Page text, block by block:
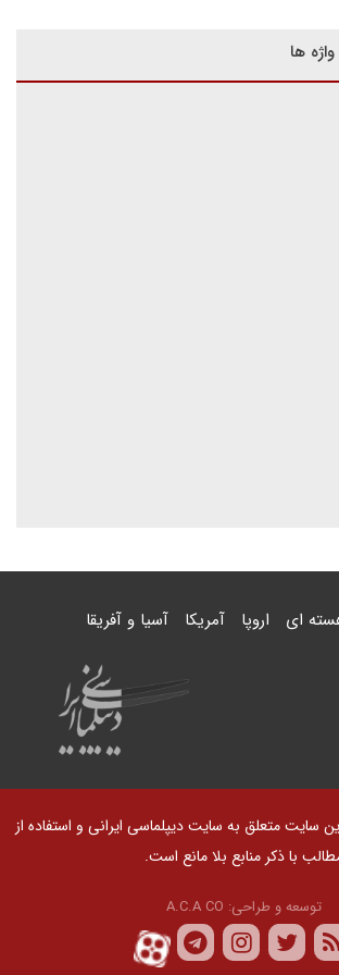
ها
ای اروپا آمریکا آسیا و آفریقا
سایت متعلق به سایت دیپلماسی ایرانی و استفاده از
با ذکر منابع بلا مانع است.
توسعه و طراحی: A.C.A CO